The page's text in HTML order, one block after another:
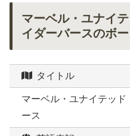
マーベル・ユナイ
イダーバースのボ
タイトル
マーベル・ユナイテッ
ース